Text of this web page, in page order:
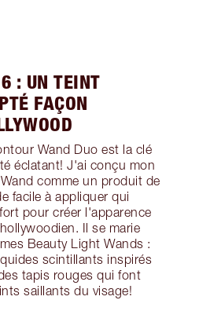
: UN TEINT
FAÇON
Wand Duo est la clé
éclatant! J'ai conçu mon
comme un produit de
facile à appliquer qui
pour créer l'apparence
Il se marie
Beauty Light Wands :
scintillants inspirés
tapis rouges qui font
saillants du visage!